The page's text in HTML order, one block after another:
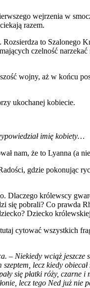
wejrzenia w
razem.
to Szalonego
czelność
wojny, aż w końcu
ukochanej kobiecie.
imię kobiety…
nam, że to Lyanna (a
gdzie pokonując
Dlaczego królewscy
pobrali? Co prawda
Dziecko
cytować wszystkich
wciąż jeszcze
lecz kiedy
się płatki róży, czarne
lecz tego Ned już nie